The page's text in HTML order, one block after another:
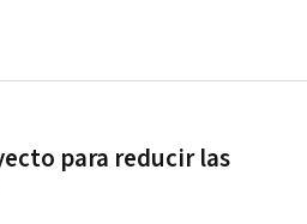
para reducir las